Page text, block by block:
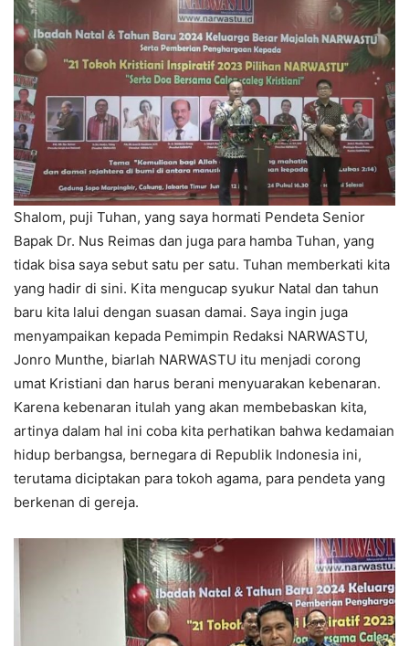
Shalom, puji Tuhan, yang saya hormati Pendeta Senior
Bapak Dr. Nus Reimas dan juga para hamba Tuhan, yang
tidak bisa saya sebut satu per satu. Tuhan memberkati kita
yang hadir di sini. Kita mengucap syukur Natal dan tahun
baru kita lalui dengan suasan damai. Saya ingin juga
menyampaikan kepada Pemimpin Redaksi NARWASTU,
Jonro Munthe, biarlah NARWASTU itu menjadi corong
umat Kristiani dan harus berani menyuarakan kebenaran.
Karena kebenaran itulah yang akan membebaskan kita,
artinya dalam hal ini coba kita perhatikan bahwa kedamaian
hidup berbangsa, bernegara di Republik Indonesia ini,
terutama diciptakan para tokoh agama, para pendeta yang
berkenan di gereja.